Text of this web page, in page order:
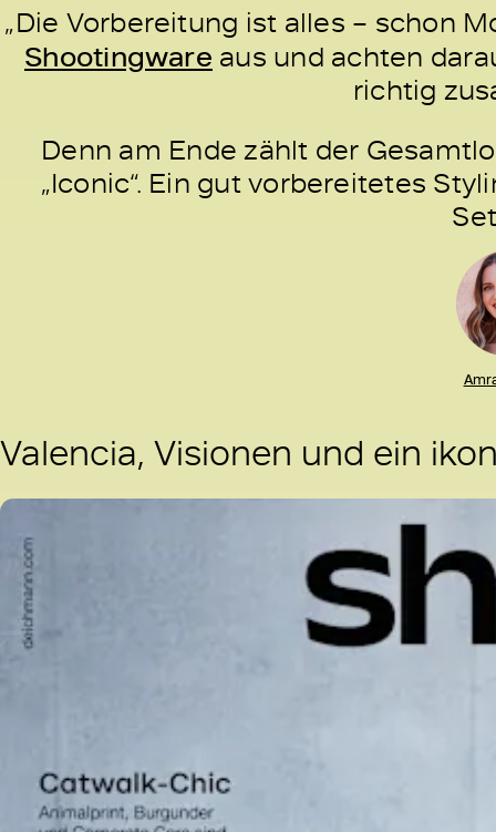
„Die Vorbereitung ist alles – schon
Shootingware aus und achten
richtig
Denn am Ende zählt der
„Iconic“. Ein gut vorbereitetes
Valencia, Visionen und ein